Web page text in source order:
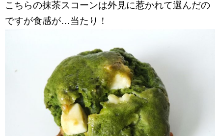
こちらの抹茶スコーンは外見に惹かれて選んだの
ですが食感が…当たり！